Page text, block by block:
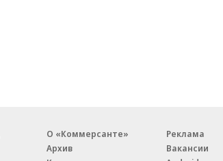
О «Коммерсанте»
Архив
Реклама
Вакансии